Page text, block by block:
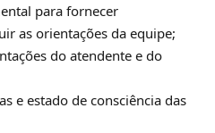
para fornecer
as orientações da equipe;
do atendente e do
e estado de consciência das